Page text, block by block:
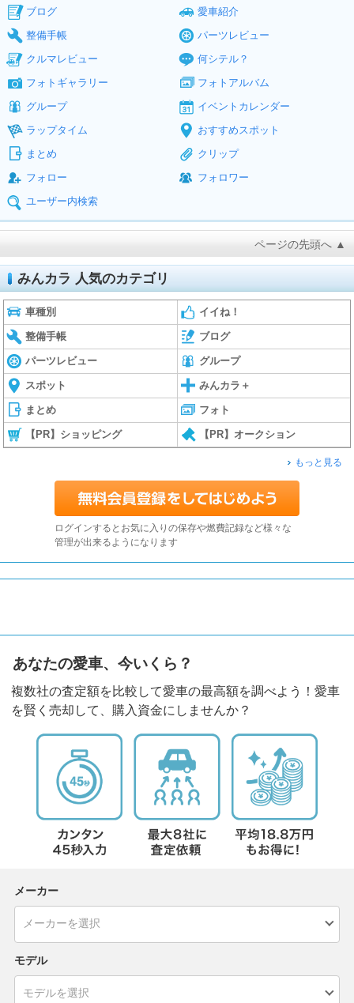
ブログ
愛車紹介
整備手帳
パーツレビュー
クルマレビュー
何シテル？
フォトギャラリー
フォトアルバム
グループ
イベントカレンダー
ラップタイム
おすすめスポット
まとめ
クリップ
フォロー
フォロワー
ユーザー内検索
ページの先頭へ ▲
みんカラ 人気のカテゴリ
車種別 イイね！
整備手帳 ブログ
パーツレビュー グループ
スポット みんカラ＋
まとめ フォト
【PR】ショッピング 【PR】オークション
もっと見る
ログインするとお気に入りの保存や燃費記録など様々な
管理が出来るようになります
あなたの愛車、今いくら？
複数社の査定額を比較して愛車の最高額を調べよう！愛車
を賢く売却して、購入資金にしませんか？
メーカー
モデル